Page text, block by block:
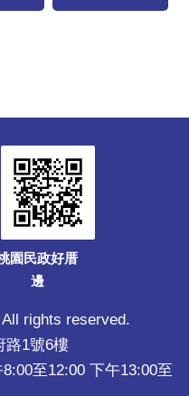
園民政好厝
邊
rights reserved.
路1號6樓
至12:00 下午13:00至